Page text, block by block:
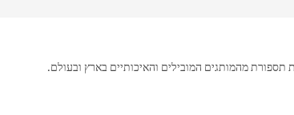
תספורת מהמותגים המובילים והאיכותיים בארץ ובעולם.